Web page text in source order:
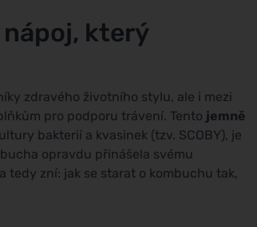
který
zdravého životního stylu, ale i mezi
pro podporu trávení. Tento jemně
bakterií a kvasinek (tzv. SCOBY), je
opravdu přinášela svému
tedy zní: jak se starat o kombuchu tak,